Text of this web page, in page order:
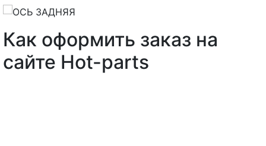
Как оформить заказ на
сайте Hot-parts